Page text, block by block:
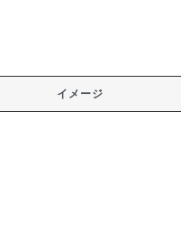
イメージ